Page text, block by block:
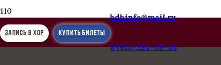
ЗАПИСЬ В ХОР КУПИТЬ БИЛЕТЫ
bdhinfo@mail.ru
8 (915) 284-68-46
КУПИТЬ БИЛЕТЫ